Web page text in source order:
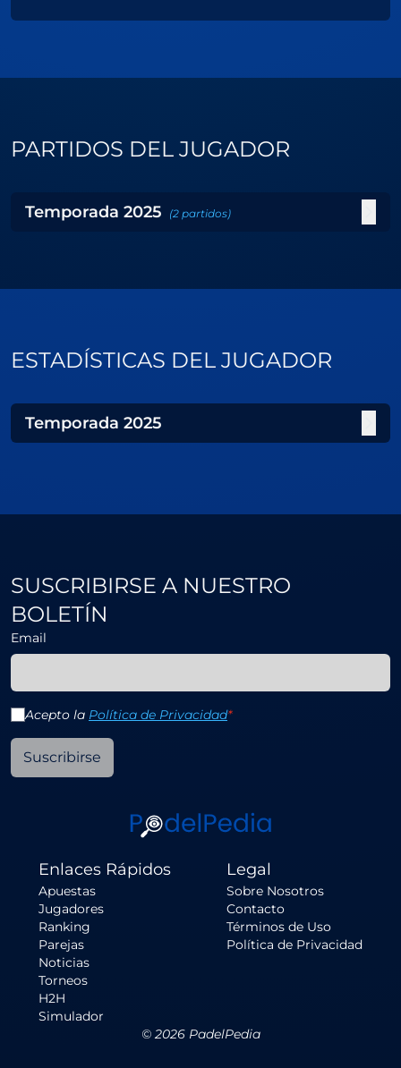
PARTIDOS DEL JUGADOR
Temporada 2025 (2 partidos)
ESTADÍSTICAS DEL JUGADOR
Temporada 2025
SUSCRIBIRSE A NUESTRO
BOLETÍN
Email
Acepto la Política de Privacidad*
Suscribirse
Enlaces Rápidos
Apuestas
Jugadores
Ranking
Parejas
Noticias
Torneos
H2H
Simulador
Legal
Sobre Nosotros
Contacto
Términos de Uso
Política de Privacidad
© 2026PadelPedia